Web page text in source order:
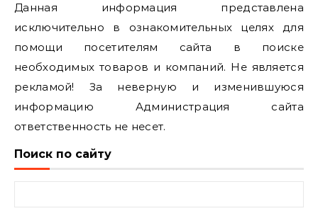
Данная информация представлена
исключительно в ознакомительных целях для
помощи посетителям сайта в поиске
необходимых товаров и компаний. Не является
рекламой! За неверную и изменившуюся
информацию Администрация сайта
ответственность не несет.
Поиск по сайту